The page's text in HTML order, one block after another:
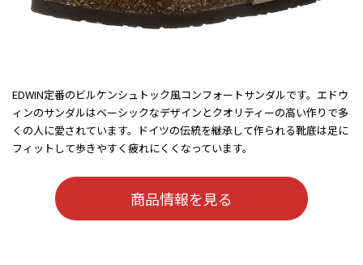
EDWIN定番のビルケンシュトック風コンフォートサンダルです。エドウ
ィンのサンダルはベーシックなデザインとクオリティーの高い作りで多
くの人に愛されています。ドイツの伝統を継承して作られる靴底は足に
フィットして歩きやすく疲れにくくなっています。
商品情報を見る